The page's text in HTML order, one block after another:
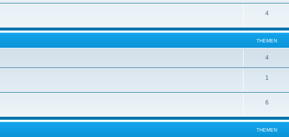
4
THEMEN
4
1
6
THEMEN